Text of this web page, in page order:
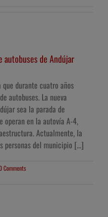
autobuses de Andújar
durante cuatro años
autobuses. La nueva
sea la parada de
operan en la autovía A-4,
Actualmente, la
personas del municipio [...]
Comments